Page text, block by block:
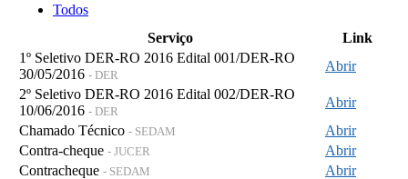
Todos
Serviço
Link
1º Seletivo DER-RO 2016 Edital 001/DER-RO
30/05/2016 - DER
Abrir
2º Seletivo DER-RO 2016 Edital 002/DER-RO
10/06/2016 - DER
Abrir
Chamado Técnico - SEDAM
Abrir
Contra-cheque - JUCER
Abrir
Contracheque - SEDAM
Abrir